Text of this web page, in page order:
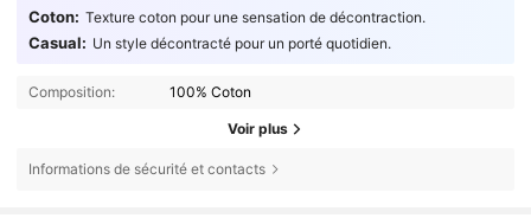
Coton: Texture coton pour une sensation de décontraction.
Casual: Un style décontracté pour un porté quotidien.
Composition: 100% Coton
Voir plus
Informations de sécurité et contacts